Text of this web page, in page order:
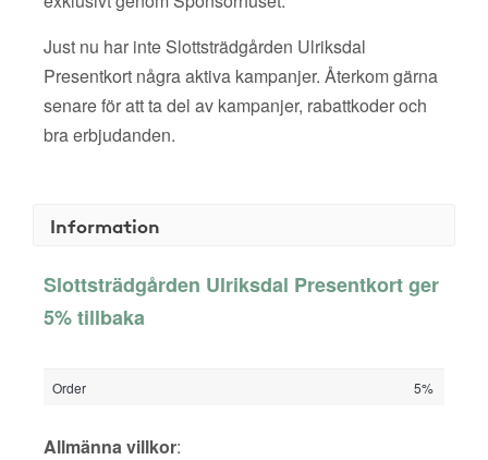
Just nu har inte Slottsträdgården Ulriksdal
Presentkort några aktiva kampanjer. Återkom gärna
senare för att ta del av kampanjer, rabattkoder och
bra erbjudanden.
Information
Slottsträdgården Ulriksdal Presentkort ger
5% tillbaka
Order 5%
Allmänna villkor: